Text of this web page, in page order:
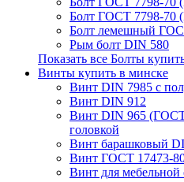
Болт ГОСТ 7798-70
Болт лемешный
Рым болт DIN 580
Показать все Болты
Винты купить в минске
Винт DIN 7985 с
Винт DIN 912
Винт DIN 965 (ГОСТ
головкой
Винт барашковый
Винт ГОСТ 17473-
Винт для